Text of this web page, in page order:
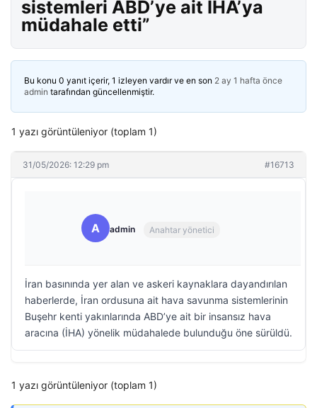
sistemleri ABD’ye ait İHA’ya
müdahale etti”
Bu konu 0 yanıt içerir, 1 izleyen vardır ve en son 2 ay 1 hafta önce
admin tarafından güncellenmiştir.
1 yazı görüntüleniyor (toplam 1)
31/05/2026: 12:29 pm #16713
A admin Anahtar yönetici
İran basınında yer alan ve askeri kaynaklara dayandırılan
haberlerde, İran ordusuna ait hava savunma sistemlerinin
Buşehr kenti yakınlarında ABD’ye ait bir insansız hava
aracına (İHA) yönelik müdahalede bulunduğu öne sürüldü.
1 yazı görüntüleniyor (toplam 1)